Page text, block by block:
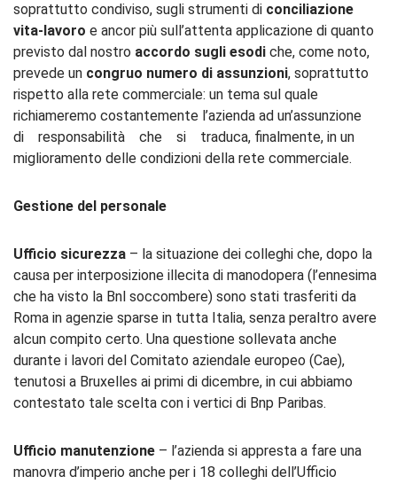
soprattutto condiviso, sugli strumenti di conciliazione
vita-lavoro e ancor più sull’attenta applicazione di quanto
previsto dal nostro accordo sugli esodi che, come noto,
prevede un congruo numero di assunzioni, soprattutto
rispetto alla rete commerciale: un tema sul quale
richiameremo costantemente l’azienda ad un’assunzione
di
responsabilità che si
traduca, finalmente, in un
miglioramento delle condizioni della rete commerciale.
Gestione del personale
Ufficio sicurezza – la situazione dei colleghi che, dopo la
causa per interposizione illecita di manodopera (l’ennesima
che ha visto la Bnl soccombere) sono stati trasferiti da
Roma in agenzie sparse in tutta Italia, senza peraltro avere
alcun compito certo. Una questione sollevata anche
durante i lavori del Comitato aziendale europeo (Cae),
tenutosi a Bruxelles ai primi di dicembre, in cui abbiamo
contestato tale scelta con i vertici di Bnp Paribas.
Ufficio manutenzione – l’azienda si appresta a fare una
manovra d’imperio anche per i 18 colleghi dell’Ufficio